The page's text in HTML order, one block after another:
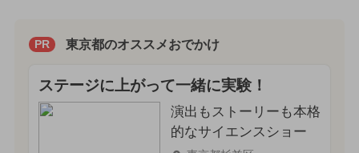
PR 東京都のオススメおでかけ
ステージに上がって一緒に実験！
演出もストーリーも本格
的なサイエンスショー